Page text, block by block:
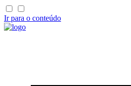
Ir para o conteúdo